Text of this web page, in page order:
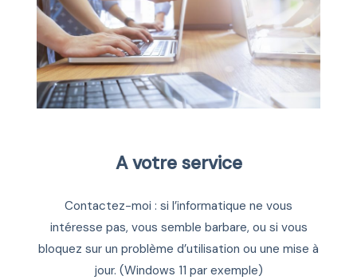
A votre service
Contactez-moi : si l’informatique ne vous
intéresse pas, vous semble barbare, ou si vous
bloquez sur un problème d’utilisation ou une mise à
jour. (Windows 11 par exemple)